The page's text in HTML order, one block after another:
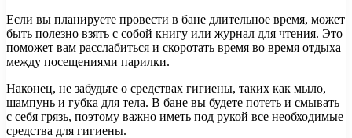
Если вы планируете провести в бане длительное время, может
быть полезно взять с собой книгу или журнал для чтения. Это
поможет вам расслабиться и скоротать время во время отдыха
между посещениями парилки.
Наконец, не забудьте о средствах гигиены, таких как мыло,
шампунь и губка для тела. В бане вы будете потеть и смывать
с себя грязь, поэтому важно иметь под рукой все необходимые
средства для гигиены.